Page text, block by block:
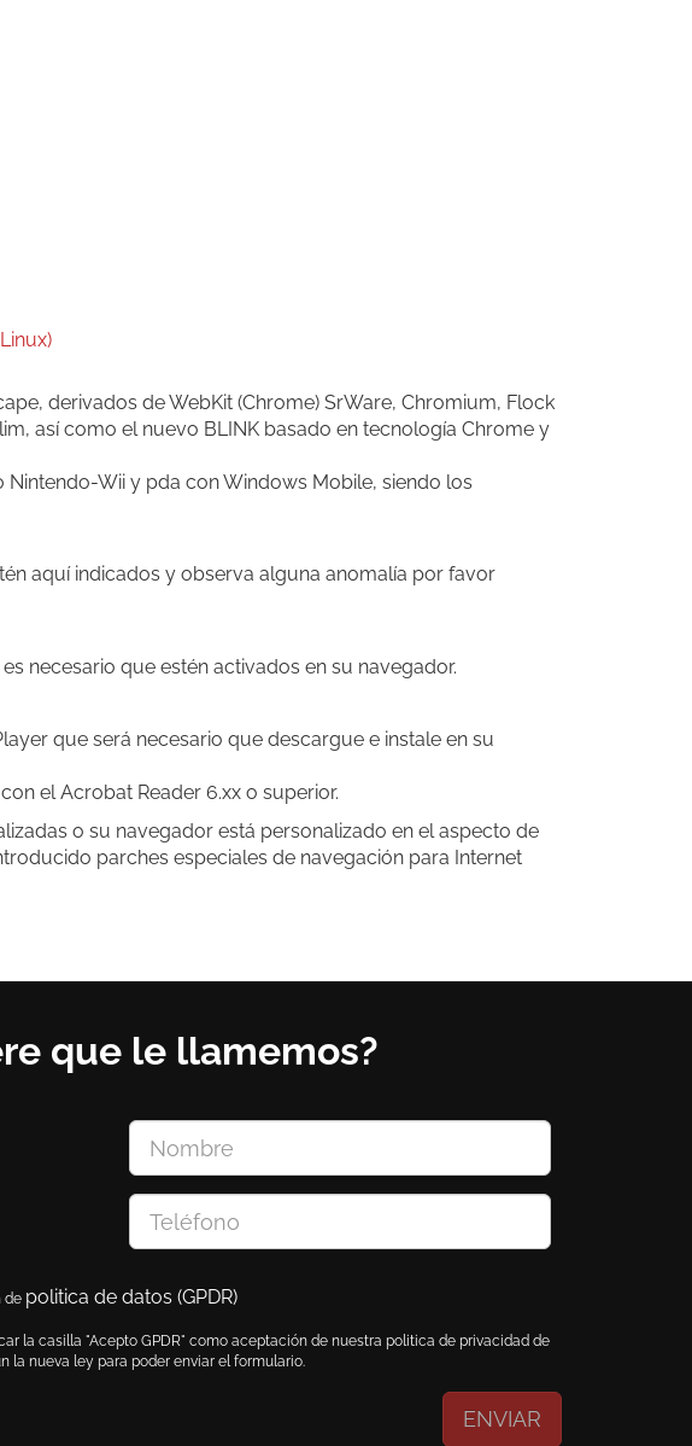
derivados de WebKit (Chrome) SrWare, Chromium, Flock
así como el nuevo BLINK basado en tecnología Chrome y
Wii y pda con Windows Mobile, siendo los
aquí indicados y observa alguna anomalía por favor
necesario que estén activados en su navegador.
que será necesario que descargue e instale en su
el Acrobat Reader 6.xx o superior.
o su navegador está personalizado en el aspecto de
parches especiales de navegación para Internet
que le llamemos?
de politica de datos (GPDR)
la casilla "Acepto GPDR" como aceptación de nuestra politica de privacidad de
la nueva ley para poder enviar el formulario.
ENVIAR